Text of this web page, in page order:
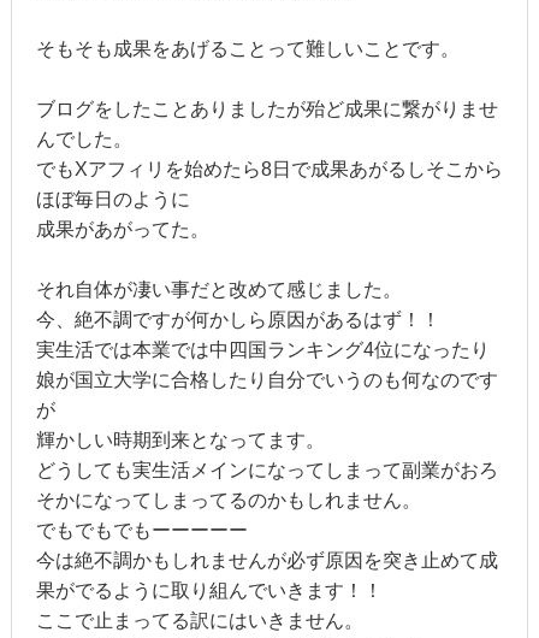
そもそも成果をあげることって難しいことです。
ブログをしたことありましたが殆ど成果に繋がりませ
んでした。
でもXアフィリを始めたら8日で成果あがるしそこから
ほぼ毎日のように
成果があがってた。
それ自体が凄い事だと改めて感じました。
今、絶不調ですが何かしら原因があるはず！！
実生活では本業では中四国ランキング4位になったり
娘が国立大学に合格したり自分でいうのも何なのです
が
輝かしい時期到来となってます。
どうしても実生活メインになってしまって副業がおろ
そかになってしまってるのかもしれません。
でもでもでもーーーーー
今は絶不調かもしれませんが必ず原因を突き止めて成
果がでるように取り組んでいきます！！
ここで止まってる訳にはいきません。